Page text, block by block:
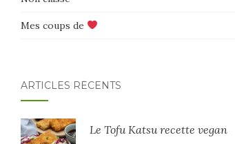
Mes coups de
ARTICLES RÉCENTS
Le Tofu Katsu recette vegan